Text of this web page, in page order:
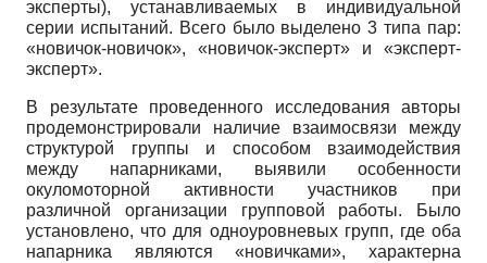
эксперты), устанавливаемых в индивидуальной
серии испытаний. Всего было выделено 3 типа пар:
«новичок-новичок», «новичок-эксперт» и «эксперт-
эксперт».
В результате проведенного исследования авторы
продемонстрировали наличие взаимосвязи между
структурой группы и способом взаимодействия
между напарниками, выявили особенности
окуломоторной активности участников при
различной организации групповой работы. Было
установлено, что для одноуровневых групп, где оба
напарника являются «новичками», характерна